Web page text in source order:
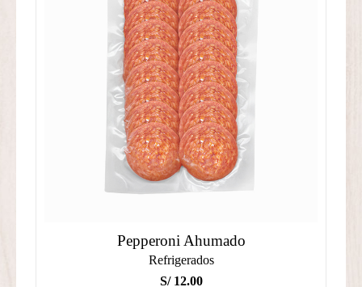
Pepperoni Ahumado
Refrigerados
S/12.00